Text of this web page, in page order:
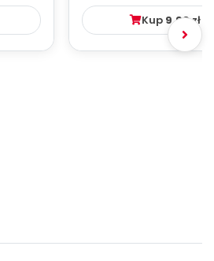
Kup 9.99zł